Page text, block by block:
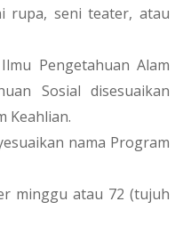
rupa, seni teater, atau
Pengetahuan Alam
Sosial disesuaikan
Keahlian.
nama Program
minggu atau 72 (tujuh